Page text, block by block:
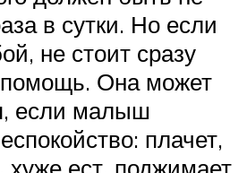
в сутки. Но если
не стоит сразу
помощь. Она может
если малыш
плачет,